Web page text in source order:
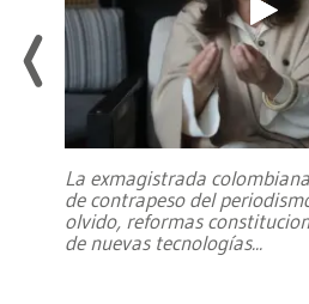
La exmagistrada
de contrapeso del
olvido, reformas
de nuevas tecnologías...